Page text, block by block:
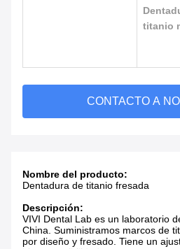
titanio
Nombre del producto:
Dentadura de titanio fresada
Descripción:
VIVI Dental Lab es un laboratorio
China. Suministramos marcos de
por diseño y fresado. Tiene un